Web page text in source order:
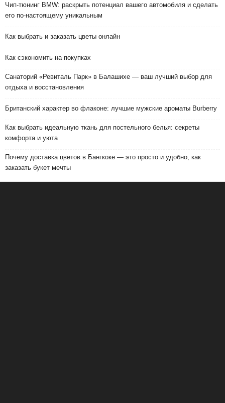
Чип-тюнинг BMW: раскрыть потенциал вашего автомобиля и сделать
его по-настоящему уникальным
Как выбрать и заказать цветы онлайн
Как сэкономить на покупках
Санаторий «Ревиталь Парк» в Балашихе — ваш лучший выбор для
отдыха и восстановления
Британский характер во флаконе: лучшие мужские ароматы Burberry
Как выбрать идеальную ткань для постельного белья: секреты
комфорта и уюта
Почему доставка цветов в Бангкоке — это просто и удобно, как
заказать букет мечты